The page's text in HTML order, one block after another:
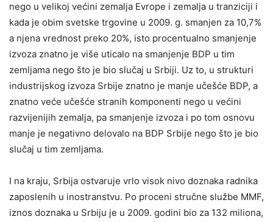
nego u velikoj većini zemalja Evrope i zemalja u tranziciji i
kada je obim svetske trgovine u 2009. g. smanjen za 10,7%
a njena vrednost preko 20%, isto procentualno smanjenje
izvoza znatno je više uticalo na smanjenje BDP u tim
zemljama nego što je bio slučaj u Srbiji. Uz to, u strukturi
industrijskog izvoza Srbije znatno je manje učešće BDP, a
znatno veće učešće stranih komponenti nego u većini
razvijenijih zemalja, pa smanjenje izvoza i po tom osnovu
manje je negativno delovalo na BDP Srbije nego što je bio
slučaj u tim zemljama.
I na kraju, Srbija ostvaruje vrlo visok nivo doznaka radnika
zaposlenih u inostranstvu. Po proceni stručne službe MMF,
iznos doznaka u Srbiju je u 2009. godini bio za 132 miliona,